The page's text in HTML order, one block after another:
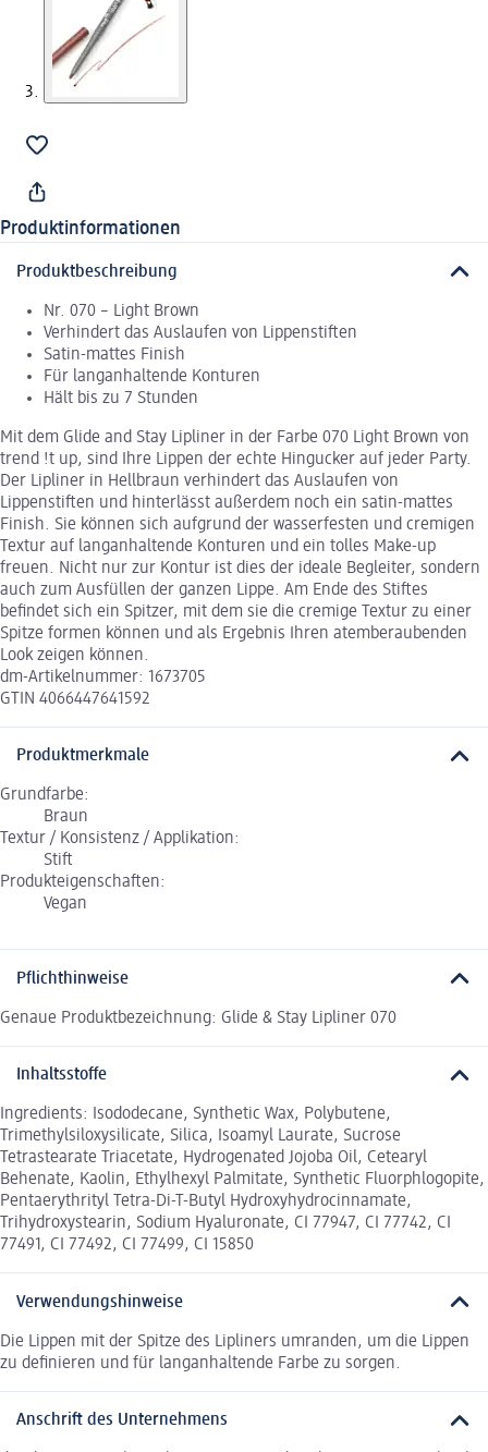
Produktinformationen
Produktbeschreibung
Nr. 070 – Light Brown
Verhindert das Auslaufen von Lippenstiften
Satin-mattes Finish
Für langanhaltende Konturen
Hält bis zu 7 Stunden
Mit dem Glide and Stay Lipliner in der Farbe 070 Light Brown von
trend !t up, sind Ihre Lippen der echte Hingucker auf jeder Party.
Der Lipliner in Hellbraun verhindert das Auslaufen von
Lippenstiften und hinterlässt außerdem noch ein satin-mattes
Finish. Sie können sich aufgrund der wasserfesten und cremigen
Textur auf langanhaltende Konturen und ein tolles Make-up
freuen. Nicht nur zur Kontur ist dies der ideale Begleiter, sondern
auch zum Ausfüllen der ganzen Lippe. Am Ende des Stiftes
befindet sich ein Spitzer, mit dem sie die cremige Textur zu einer
Spitze formen können und als Ergebnis Ihren atemberaubenden
Look zeigen können.
dm-Artikelnummer: 1673705
GTIN 4066447641592
Produktmerkmale
Grundfarbe:
Braun
Textur / Konsistenz / Applikation:
Stift
Produkteigenschaften:
Vegan
Pflichthinweise
Genaue Produktbezeichnung: Glide & Stay Lipliner 070
Inhaltsstoffe
Ingredients: Isododecane, Synthetic Wax, Polybutene,
Trimethylsiloxysilicate, Silica, Isoamyl Laurate, Sucrose
Tetrastearate Triacetate, Hydrogenated Jojoba Oil, Cetearyl
Behenate, Kaolin, Ethylhexyl Palmitate, Synthetic Fluorphlogopite,
Pentaerythrityl Tetra-Di-T-Butyl Hydroxyhydrocinnamate,
Trihydroxystearin, Sodium Hyaluronate, CI 77947, CI 77742, CI
77491, CI 77492, CI 77499, CI 15850
Verwendungshinweise
Die Lippen mit der Spitze des Lipliners umranden, um die Lippen
zu definieren und für langanhaltende Farbe zu sorgen.
Anschrift des Unternehmens